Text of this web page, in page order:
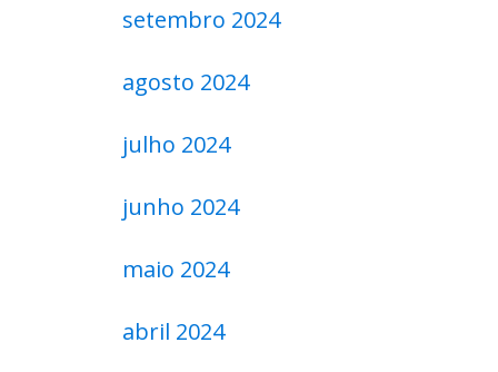
setembro 2024
agosto 2024
julho 2024
junho 2024
maio 2024
abril 2024